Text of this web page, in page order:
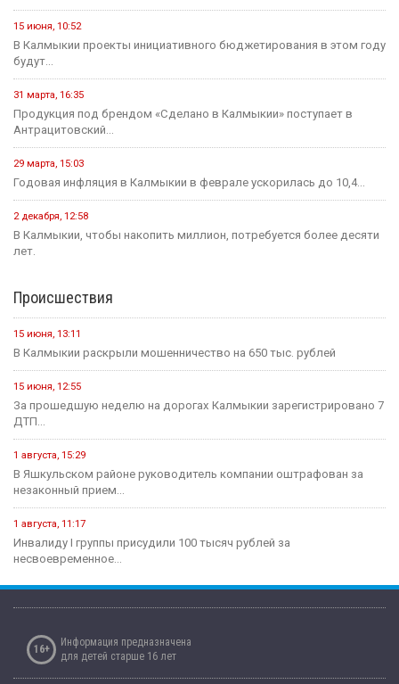
15 июня, 10:52
В Калмыкии проекты инициативного бюджетирования в этом году
будут...
31 марта, 16:35
Продукция под брендом «Сделано в Калмыкии» поступает в
Антрацитовский...
29 марта, 15:03
Годовая инфляция в Калмыкии в феврале ускорилась до 10,4...
2 декабря, 12:58
В Калмыкии, чтобы накопить миллион, потребуется более десяти
лет.
Происшествия
15 июня, 13:11
В Калмыкии раскрыли мошенничество на 650 тыс. рублей
15 июня, 12:55
За прошедшую неделю на дорогах Калмыкии зарегистрировано 7
ДТП...
1 августа, 15:29
В Яшкульском районе руководитель компании оштрафован за
незаконный прием...
1 августа, 11:17
Инвалиду I группы присудили 100 тысяч рублей за
несвоевременное...
16+
Информация предназначена
для детей старше 16 лет